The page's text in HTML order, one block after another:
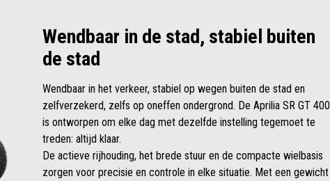
Wendbaar in de stad, stabiel buiten
de stad
Wendbaar in het verkeer, stabiel op wegen buiten de stad en
zelfverzekerd, zelfs op oneffen ondergrond. De Aprilia SR GT 400
is ontworpen om elke dag met dezelfde instelling tegemoet te
treden: altijd klaar.
De actieve rijhouding, het brede stuur en de compacte wielbasis
zorgen voor precisie en controle in elke situatie. Met een gewicht